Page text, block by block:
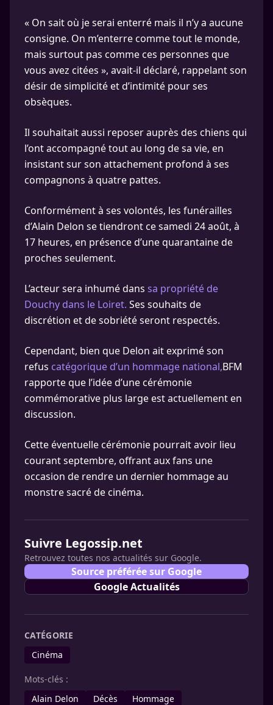
« On sait où je serai enterré mais il n’y a aucune
consigne. On m’enterre comme tout le monde,
mais surtout pas comme ces personnes que
vous avez citées », avait-il déclaré, rappelant son
désir de simplicité et d’intimité pour ses
obsèques.
Il souhaitait aussi reposer auprès des chiens qui
l’ont accompagné tout au long de sa vie, en
insistant sur son attachement profond à ses
compagnons à quatre pattes.
Conformément à ses volontés, les funérailles
d’Alain Delon se tiendront ce samedi 24 août, à
17 heures, en présence d’une quarantaine de
proches seulement.
L’acteur sera inhumé dans sa propriété de
Douchy dans le Loiret. Ses souhaits de
discrétion et de sobriété seront respectés.
Cependant, bien que Delon ait exprimé son
refus catégorique d’un hommage national,BFM
rapporte que l’idée d’une cérémonie
commémorative plus large est actuellement en
discussion.
Cette éventuelle cérémonie pourrait avoir lieu
courant septembre, offrant aux fans une
occasion de rendre un dernier hommage au
monstre sacré de cinéma.
Suivre Legossip.net
Retrouvez toutes nos actualités sur Google.
Source préférée sur Google
Google Actualités
CATÉGORIE
Cinéma
Mots-clés :
Alain Delon
Décès Hommage